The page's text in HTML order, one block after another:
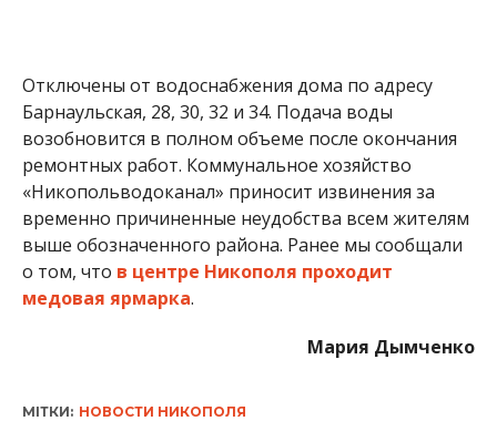
Отключены от водоснабжения дома по адресу
Барнаульская, 28, 30, 32 и 34. Подача воды
возобновится в полном объеме после окончания
ремонтных работ. Коммунальное хозяйство
«Никопольводоканал» приносит извинения за
временно причиненные неудобства всем жителям
выше обозначенного района. Ранее мы сообщали
о том, что в центре Никополя проходит
медовая ярмарка.
Мария Дымченко
МІТКИ: НОВОСТИ НИКОПОЛЯ